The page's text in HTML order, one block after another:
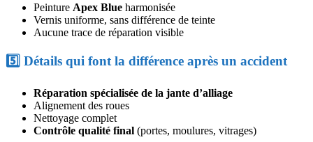
Peinture Apex Blue harmonisée
Vernis uniforme, sans différence de teinte
Aucune trace de réparation visible
5️⃣ Détails qui font la différence après un accident
Réparation spécialisée de la jante d’alliage
Alignement des roues
Nettoyage complet
Contrôle qualité final (portes, moulures, vitrages)